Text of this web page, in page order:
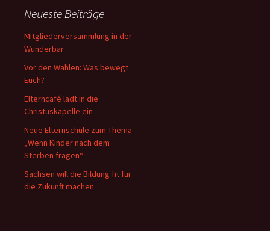
Neueste Beiträge
Mitgliederversammlung in der
Wunderbar
Vor den Wahlen: Was bewegt
Euch?
Elterncafé lädt in die
Christuskapelle ein
Neue Elternschule zum Thema
„Wenn Kinder nach dem
Sterben fragen“
Sachsen will die Bildung fit für
die Zukunft machen